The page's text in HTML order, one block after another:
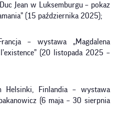
Jean w Luksemburgu – pokaz
(15 października 2025);
– wystawa „Magdalena
(20 listopada 2025 –
Helsinki, Finlandia – wystawa
(6 maja – 30 sierpnia